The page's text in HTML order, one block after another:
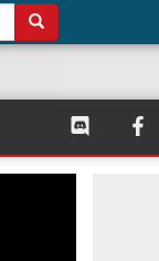
SQUARE